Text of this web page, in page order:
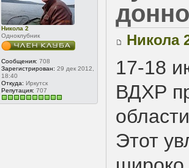
Никола 2
Одноклубник
Сообщения: 708
Зарегистрирован: 29 дек 2012,
18:40
Откуда: Иркутск
Репутация: 707
Никола
17-18
ВДХР
Этот